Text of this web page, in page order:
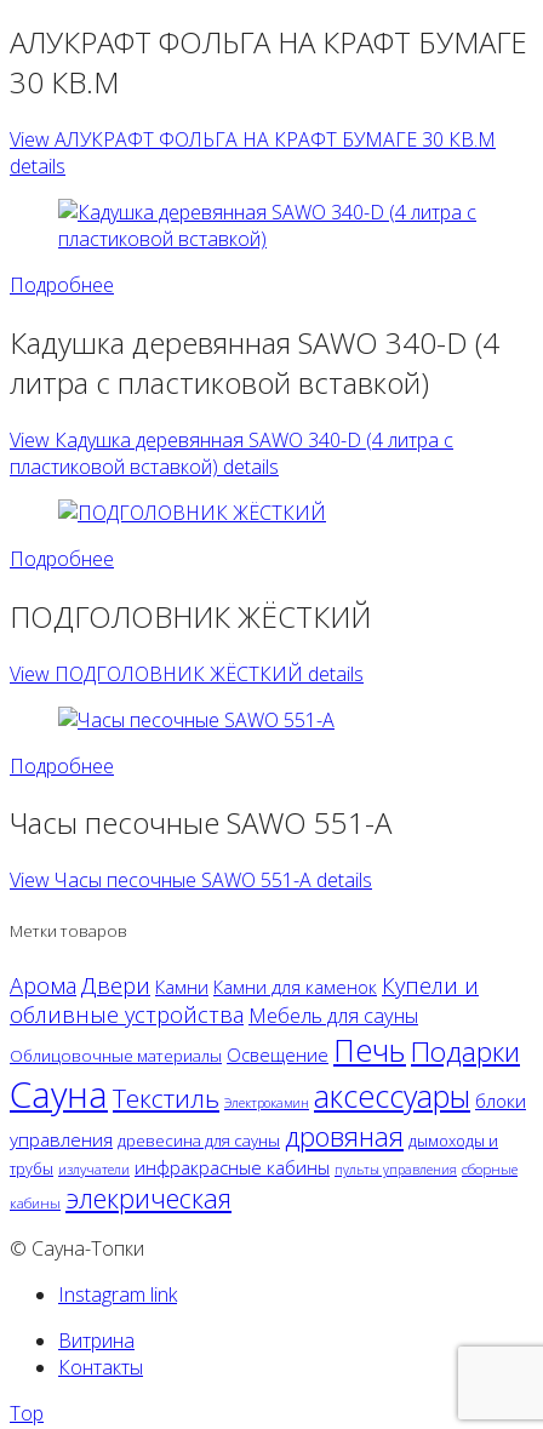
АЛУКРАФТ ФОЛЬГА НА КРАФТ БУМАГЕ
30 КВ.М
View АЛУКРАФТ ФОЛЬГА НА КРАФТ БУМАГЕ 30 КВ.М
details
Подробнее
Кадушка деревянная SAWO 340-D (4
литра с пластиковой вставкой)
View Кадушка деревянная SAWO 340-D (4 литра с
пластиковой вставкой) details
Подробнее
ПОДГОЛОВНИК ЖЁСТКИЙ
View ПОДГОЛОВНИК ЖЁСТКИЙ details
Подробнее
Часы песочные SAWO 551-A
View Часы песочные SAWO 551-A details
Метки товаров
Арома Двери Камни Камни для каменок Купели и
обливные устройства Мебель для сауны
Облицовочные материалы Освещение Печь Подарки
Сауна Текстиль Электрокамин аксессуары блоки
управления древесина для сауны дровяная дымоходы и
трубы излучатели инфракрасные кабины пульты управления сборные
кабины элекрическая
© Сауна-Топки
Instagram link
Витрина
Контакты
Top